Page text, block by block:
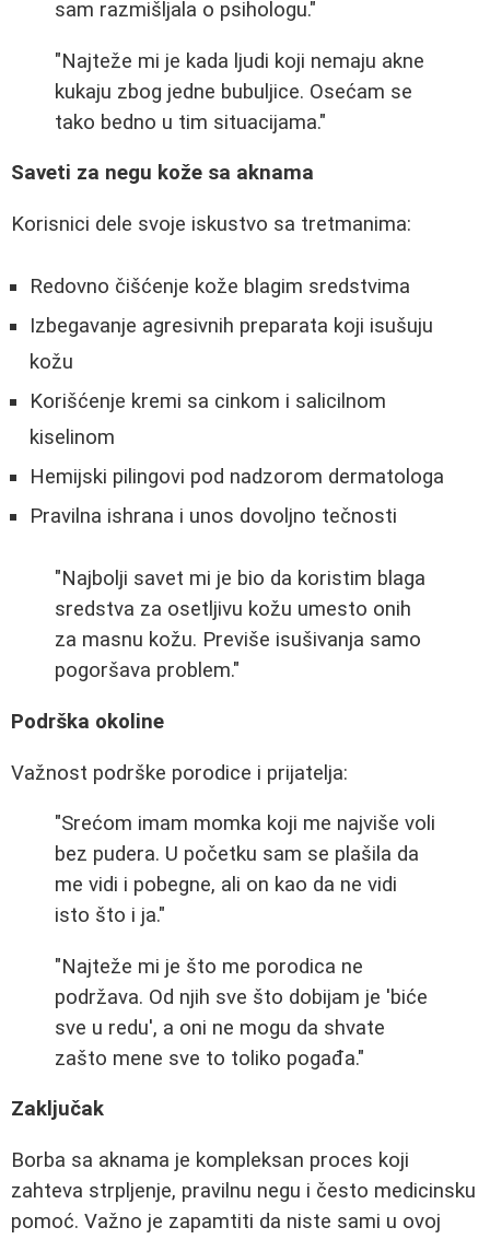
sam razmišljala o psihologu."
"Najteže mi je kada ljudi koji nemaju akne
kukaju zbog jedne bubuljice. Osećam se
tako bedno u tim situacijama."
Saveti za negu kože sa aknama
Korisnici dele svoje iskustvo sa tretmanima:
Redovno čišćenje kože blagim sredstvima
Izbegavanje agresivnih preparata koji isušuju
kožu
Korišćenje kremi sa cinkom i salicilnom
kiselinom
Hemijski pilingovi pod nadzorom dermatologa
Pravilna ishrana i unos dovoljno tečnosti
"Najbolji savet mi je bio da koristim blaga
sredstva za osetljivu kožu umesto onih
za masnu kožu. Previše isušivanja samo
pogoršava problem."
Podrška okoline
Važnost podrške porodice i prijatelja:
"Srećom imam momka koji me najviše voli
bez pudera. U početku sam se plašila da
me vidi i pobegne, ali on kao da ne vidi
isto što i ja."
"Najteže mi je što me porodica ne
podržava. Od njih sve što dobijam je 'biće
sve u redu', a oni ne mogu da shvate
zašto mene sve to toliko pogađa."
Zaključak
Borba sa aknama je kompleksan proces koji
zahteva strpljenje, pravilnu negu i često medicinsku
pomoć. Važno je zapamtiti da niste sami u ovoj